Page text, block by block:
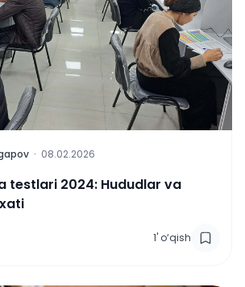
· 08.02.2026
testlari 2024: Hududlar va
1' o‘qish